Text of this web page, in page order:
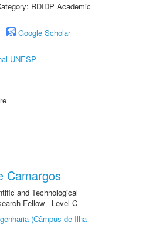
RDIDP Academic
Google Scholar
UNESP
Camargos
and Technological
Fellow - Level C
(Câmpus de Ilha